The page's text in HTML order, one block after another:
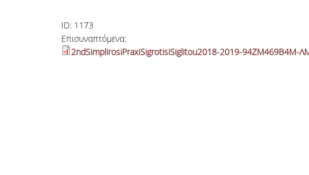
ID: 1173
Επισυναπτόμενα:
2ndSimplirosiPraxiSigrotisiSiglitou2018-2019-94ΖΜ469Β4Μ-